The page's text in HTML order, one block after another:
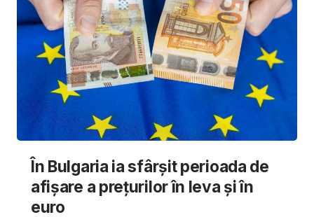
În Bulgaria ia sfârşit perioada de
afișare a prețurilor în ​​leva și în
euro